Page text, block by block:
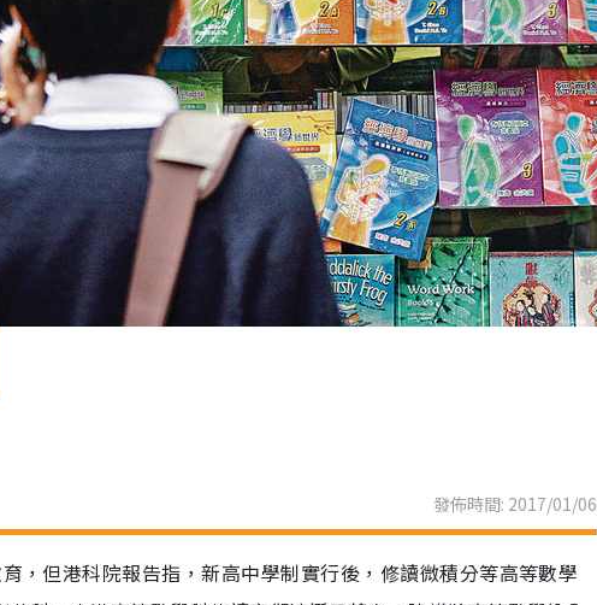
發佈時間: 2017/01/06
，但港科院報告指，新高中學制實行後，修讀微積分等高等數學